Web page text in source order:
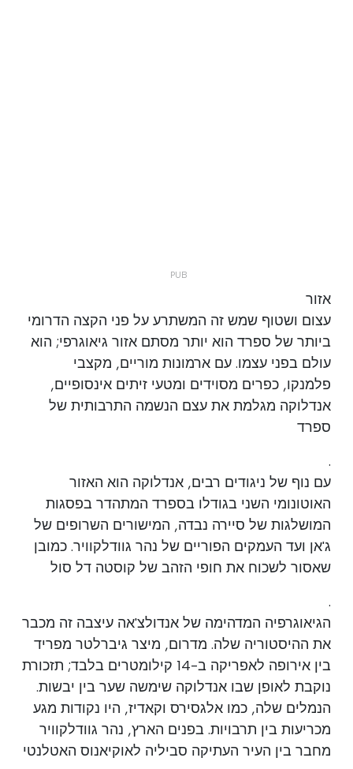
אזור
עצום ושטוף שמש זה המשתרע על פני הקצה הדרומי
ביותר של ספרד הוא יותר מסתם אזור גיאוגרפי; הוא
עולם בפני עצמו. עם ארמונות מוריים, מקצבי
פלמנקו, כפרים מסוידים ומטעי זיתים אינסופיים,
אנדלוקה מגלמת את עצם הנשמה התרבותית של
ספרד
.
עם נוף של ניגודים רבים, אנדלוקה הוא האזור
האוטונומי השני בגודלו בספרד המתהדר בפסגות
המושלגות של סיירה נבדה, המישורים השרופים של
ג'אן ועד העמקים הפוריים של נהר גוודלקוויר. כמובן
שאסור לשכוח את חופי הזהב של קוסטה דל סול
.
הגיאוגרפיה המדהימה של אנדולצ'אה עיצבה זה מכבר
את ההיסטוריה שלה. מדרום, מיצר גיברלטר מפריד
בין אירופה לאפריקה ב-14 קילומטרים בלבד; תזכורת
נוקבת לאופן שבו אנדלוקה שימשה שער בין יבשות.
הנמלים שלה, כמו אלגסירס וקאדיז, היו נקודות מגע
מכריעות בין תרבויות. בפנים הארץ, נהר גוודלקוויר
מחבר בין העיר העתיקה סביליה לאוקיאנוס האטלנטי